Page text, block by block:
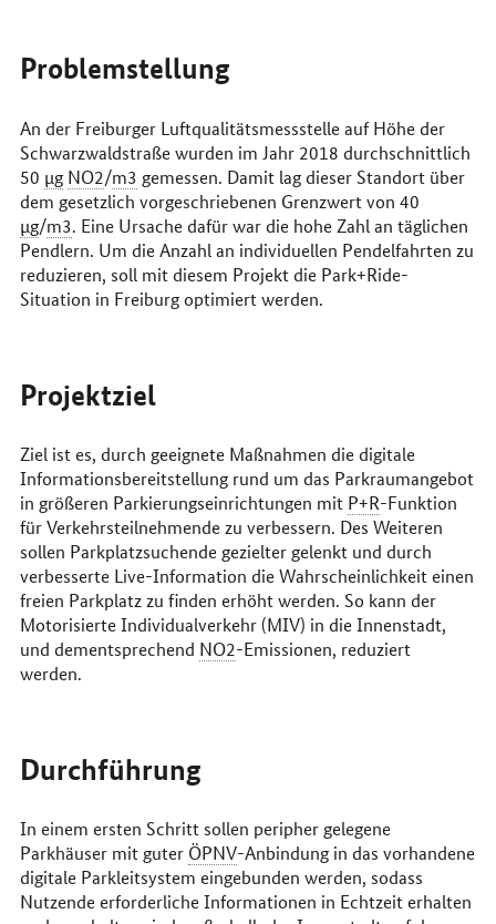
Problemstellung
An der Freiburger Luftqualitätsmessstelle auf Höhe der
Schwarzwaldstraße wurden im Jahr 2018 durchschnittlich
50 µg NO2/m3 gemessen. Damit lag dieser Standort über
dem gesetzlich vorgeschriebenen Grenzwert von 40
µg/m3. Eine Ursache dafür war die hohe Zahl an täglichen
Pendlern. Um die Anzahl an individuellen Pendelfahrten zu
reduzieren, soll mit diesem Projekt die Park+Ride-
Situation in Freiburg optimiert werden.
Projektziel
Ziel ist es, durch geeignete Maßnahmen die digitale
Informationsbereitstellung rund um das Parkraumangebot
in größeren Parkierungseinrichtungen mit P+R-Funktion
für Verkehrsteilnehmende zu verbessern. Des Weiteren
sollen Parkplatzsuchende gezielter gelenkt und durch
verbesserte Live-Information die Wahrscheinlichkeit einen
freien Parkplatz zu finden erhöht werden. So kann der
Motorisierte Individualverkehr (MIV) in die Innenstadt,
und dementsprechend NO2-Emissionen, reduziert
werden.
Durchführung
In einem ersten Schritt sollen peripher gelegene
Parkhäuser mit guter ÖPNV-Anbindung in das vorhandene
digitale Parkleitsystem eingebunden werden, sodass
Nutzende erforderliche Informationen in Echtzeit erhalten